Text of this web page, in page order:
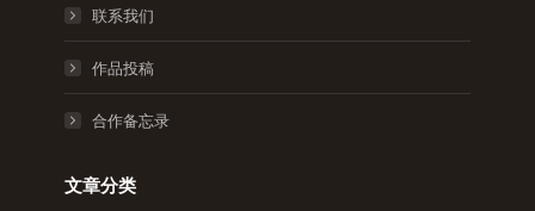
联系我们
作品投稿
合作备忘录
文章分类